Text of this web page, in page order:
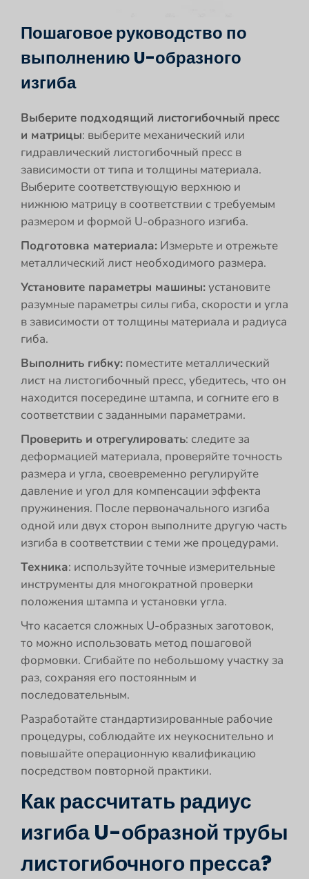
Пошаговое руководство по
выполнению U-образного
изгиба
Выберите подходящий листогибочный пресс
и матрицы: выберите механический или
гидравлический листогибочный пресс в
зависимости от типа и толщины материала.
Выберите соответствующую верхнюю и
нижнюю матрицу в соответствии с требуемым
размером и формой U-образного изгиба.
Подготовка материала: Измерьте и отрежьте
металлический лист необходимого размера.
Установите параметры машины:установите
разумные параметры силы гиба, скорости и угла
в зависимости от толщины материала и радиуса
гиба.
Выполнить гибку: поместите металлический
лист на листогибочный пресс, убедитесь, что он
находится посередине штампа, и согните его в
соответствии с заданными параметрами.
Проверить и отрегулировать: следите за
деформацией материала, проверяйте точность
размера и угла, своевременно регулируйте
давление и угол для компенсации эффекта
пружинения. После первоначального изгиба
одной или двух сторон выполните другую часть
изгиба в соответствии с теми же процедурами.
Техника: используйте точные измерительные
инструменты для многократной проверки
положения штампа и установки угла.
Что касается сложных U-образных заготовок,
то можно использовать метод пошаговой
формовки. Сгибайте по небольшому участку за
раз, сохраняя его постоянным и
последовательным.
Разработайте стандартизированные рабочие
процедуры, соблюдайте их неукоснительно и
повышайте операционную квалификацию
посредством повторной практики.
Как рассчитать радиус
изгиба U-образной трубы
листогибочного пресса?